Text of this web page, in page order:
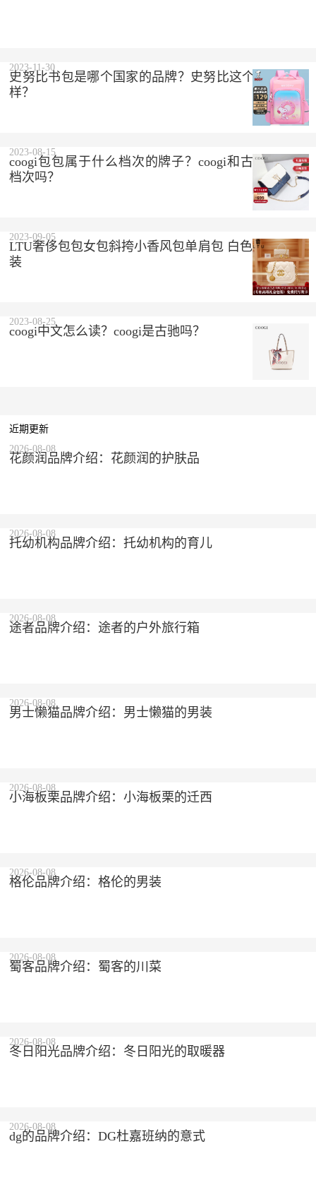
史努比书包是哪个国家的品牌？史努比这个品牌怎么
样？
2023-11-30
coogi包包属于什么档次的牌子？coogi和古驰是一个
档次吗？
2023-08-15
LTU奢侈包包女包斜挎小香风包单肩包 白色 精美礼盒
装
2023-09-05
coogi中文怎么读？coogi是古驰吗？
2023-08-25
近期更新
花颜润品牌介绍：花颜润的护肤品
2026-08-08
托幼机构品牌介绍：托幼机构的育儿
2026-08-08
途者品牌介绍：途者的户外旅行箱
2026-08-08
男士懒猫品牌介绍：男士懒猫的男装
2026-08-08
小海板栗品牌介绍：小海板栗的迁西
2026-08-08
格伦品牌介绍：格伦的男装
2026-08-08
蜀客品牌介绍：蜀客的川菜
2026-08-08
冬日阳光品牌介绍：冬日阳光的取暖器
2026-08-08
dg的品牌介绍：DG杜嘉班纳的意式
2026-08-08